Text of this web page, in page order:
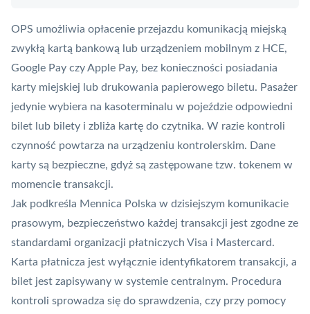
OPS umożliwia opłacenie przejazdu komunikacją miejską
zwykłą kartą bankową lub urządzeniem mobilnym z HCE,
Google Pay czyApple Pay, bez konieczności posiadania
karty miejskiej lub drukowania papierowego biletu. Pasażer
jedynie wybiera na kasoterminalu w pojeździe odpowiedni
bilet lub bilety i zbliża kartę do czytnika. W razie kontroli
czynność powtarza na urządzeniu kontrolerskim. Dane
karty są bezpieczne, gdyż są zastępowane tzw. tokenem w
momencie transakcji.
Jak podkreśla Mennica Polska w dzisiejszym komunikacie
prasowym, bezpieczeństwo każdej transakcji jest zgodne ze
standardami organizacji płatniczych Visa i Mastercard.
Karta płatnicza jest wyłącznie identyfikatorem transakcji, a
bilet jest zapisywany w systemie centralnym. Procedura
kontroli sprowadza się do sprawdzenia, czy przy pomocy